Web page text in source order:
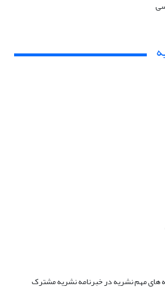
های مهم نشریه در خبرنامه نشریه مشترک